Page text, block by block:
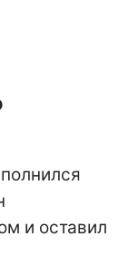
и оставил